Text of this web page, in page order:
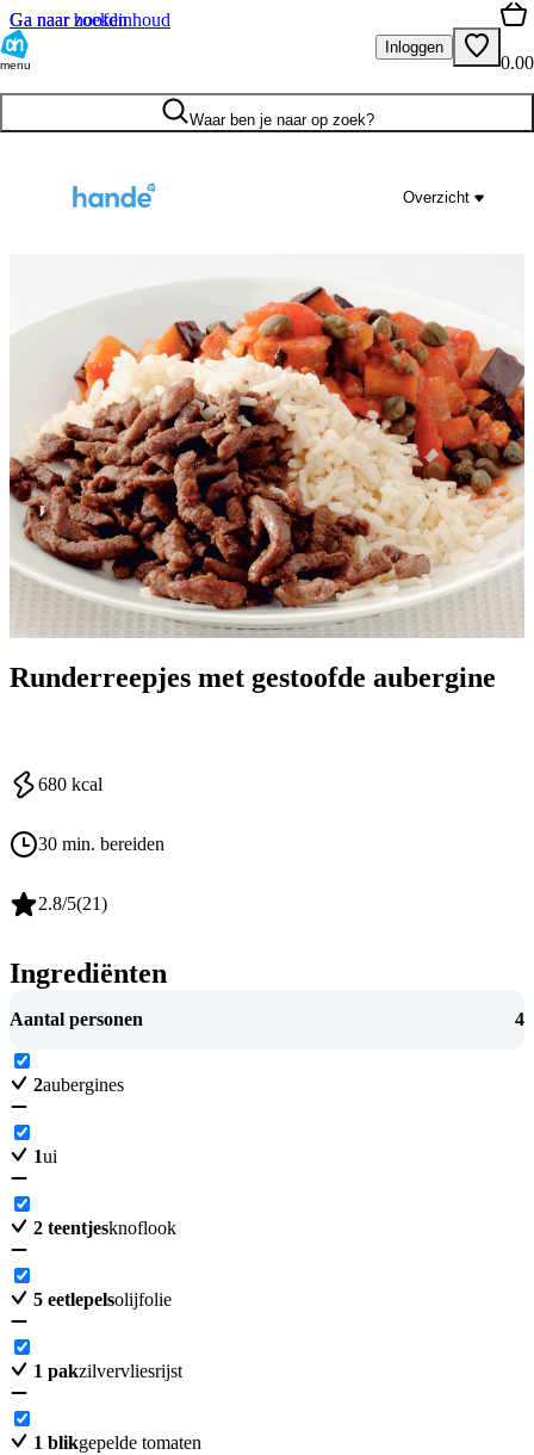
Ga naar hoofdinhoud
Ga naar zoeken
menu
Inloggen
0.00
Waar ben je naar op zoek?
Overzicht
Runderreepjes met gestoofde aubergine
680 kcal
30 min. bereiden
2.8/5(21)
Ingrediënten
Aantal personen 4
2aubergines
1ui
2 teentjesknoflook
5 eetlepelsolijfolie
1 pakzilvervliesrijst
1 blikgepelde tomaten